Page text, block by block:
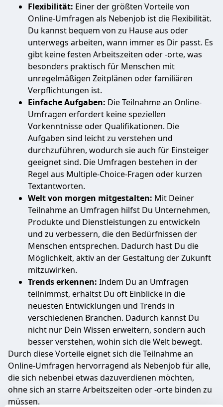
Flexibilität: Einer der größten Vorteile von
Online-Umfragen als Nebenjob ist die Flexibilität.
Du kannst bequem von zu Hause aus oder
unterwegs arbeiten, wann immer es Dir passt. Es
gibt keine festen Arbeitszeiten oder -orte, was
besonders praktisch für Menschen mit
unregelmäßigen Zeitplänen oder familiären
Verpflichtungen ist.
Einfache Aufgaben: Die Teilnahme an Online-
Umfragen erfordert keine speziellen
Vorkenntnisse oder Qualifikationen. Die
Aufgaben sind leicht zu verstehen und
durchzuführen, wodurch sie auch für Einsteiger
geeignet sind. Die Umfragen bestehen in der
Regel aus Multiple-Choice-Fragen oder kurzen
Textantworten.
Welt von morgen mitgestalten: Mit Deiner
Teilnahme an Umfragen hilfst Du Unternehmen,
Produkte und Dienstleistungen zu entwickeln
und zu verbessern, die den Bedürfnissen der
Menschen entsprechen. Dadurch hast Du die
Möglichkeit, aktiv an der Gestaltung der Zukunft
mitzuwirken.
Trends erkennen: Indem Du an Umfragen
teilnimmst, erhältst Du oft Einblicke in die
neuesten Entwicklungen und Trends in
verschiedenen Branchen. Dadurch kannst Du
nicht nur Dein Wissen erweitern, sondern auch
besser verstehen, wohin sich die Welt bewegt.
Durch diese Vorteile eignet sich die Teilnahme an
Online-Umfragen hervorragend als Nebenjob für alle,
die sich nebenbei etwas dazuverdienen möchten,
ohne sich an starre Arbeitszeiten oder -orte binden zu
müssen.